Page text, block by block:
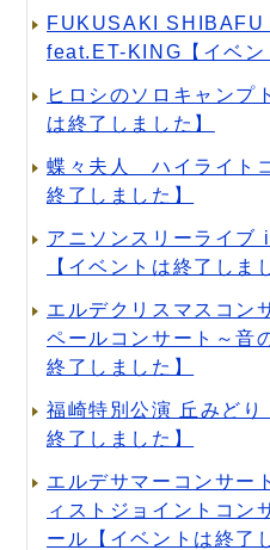
FUKUSAKI
feat.ET-KING【イベン
ヒロシのソロキャンプ
は終了しました】
蝶々夫人 ハイライト
終了しました】
アニソンスリーライブ
【イベントは終了しま
エルデクリスマスコン
ペールコンサート～音
終了しました】
福崎特別公演 丘みど
終了しました】
エルデサマーコンサー
ィストジョイントコン
ール【イベントは終了